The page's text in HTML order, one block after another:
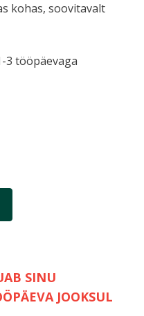
kohas, soovitavalt
3 tööpäevaga
SINU
JOOKSUL